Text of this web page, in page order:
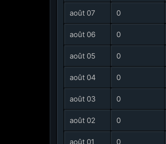
août 07 0
août 06 0
août 05 0
août 04 0
août 03 0
août 02 0
août 01 0